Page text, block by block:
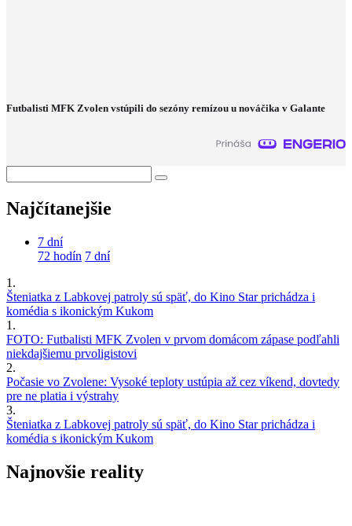
Futbalisti MFK Zvolen vstúpili do sezóny remízou u nováčika v Galante
Najčítanejšie
7 dní
72 hodín 7 dní
1.
Šteniatka z Labkovej patroly sú späť, do Kino Star prichádza i
komédia s ikonickým Kukom
1.
FOTO: Futbalisti MFK Zvolen v prvom domácom zápase podľahli
niekdajšiemu prvoligistovi
2.
Počasie vo Zvolene: Vysoké teploty ustúpia až cez víkend, dovtedy
pre ne platia i výstrahy
3.
Šteniatka z Labkovej patroly sú späť, do Kino Star prichádza i
komédia s ikonickým Kukom
Najnovšie reality